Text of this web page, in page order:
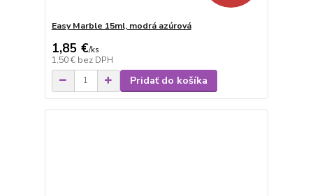
Easy Marble 15ml, modrá azúrová
1,85 €/ks
1,50 € bez DPH
Pridať do košíka